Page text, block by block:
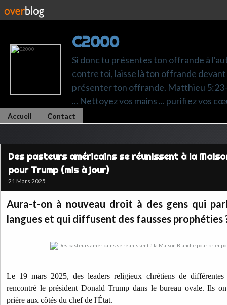
C2000
Si donc tu présentes ton offrande à
contre toi, laisse là ton offrande
présenter ton offrande. Matthieu 5:23-
... Nettoyez vos mains ... purifiez vos
Accueil Contact
Des pasteurs américains se réunissent à la
pour Trump (mis à jour)
21 Mars 2025
Aura-t-on à nouveau droit à des gens qui
langues et qui diffusent des fausses prophéties
Le 19 mars 2025, des leaders religieux chrétiens de
rencontré le président Donald Trump dans le bureau ovale. Ils
prière aux côtés du chef de l'État.